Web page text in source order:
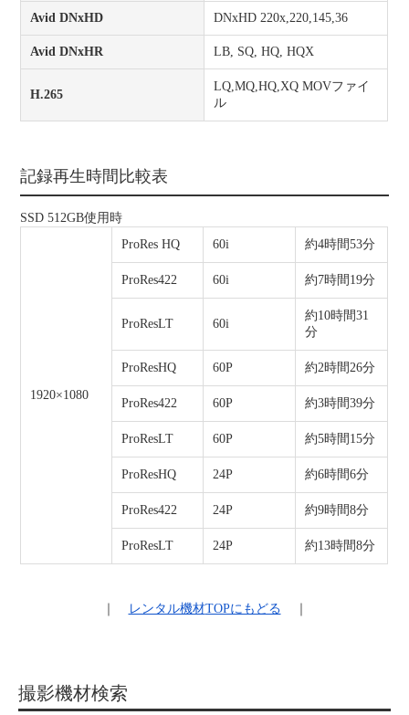
Avid DNxHD DNxHD 220x,220,145,36
Avid DNxHR LB, SQ, HQ, HQX
H.265
LQ,MQ,HQ,XQ MOVファイ
ル
記録再生時間比較表
SSD 512GB使用時
1920×1080
ProRes HQ 60i 約4時間53分
ProRes422 60i 約7時間19分
ProResLT 60i
約10時間31
分
ProResHQ 60P 約2時間26分
ProRes422 60P 約3時間39分
ProResLT 60P 約5時間15分
ProResHQ 24P 約6時間6分
ProRes422 24P 約9時間8分
ProResLT 24P 約13時間8分
レンタル機材TOPにもどる
撮影機材検索